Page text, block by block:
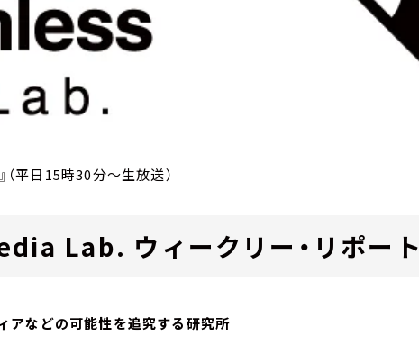
平日15時30分～生放送）
Lab. ウィークリー・リポート
アなどの可能性を追究する研究所